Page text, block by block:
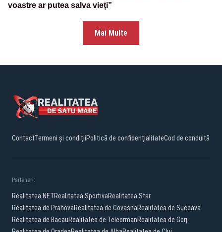
voastre ar putea salva vieți”
Mai Multe
ContactTermeni și condițiiPolitică de confidențialitateCod de conduită
Parteneri:
Realitatea.NETRealitatea SportivaRealitatea Star
Realitatea de PrahovaRealitatea de CovasnaRealitatea de Suceava
Realitatea de BacauRealitatea de TeleormanRealitatea de Gorj